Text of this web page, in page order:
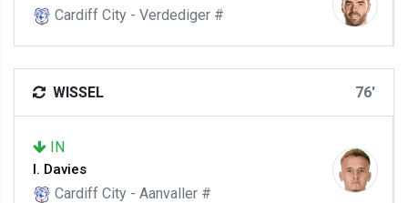
Cardiff City - Verdediger #
WISSEL 76'
IN
I. Davies
Cardiff City - Aanvaller #